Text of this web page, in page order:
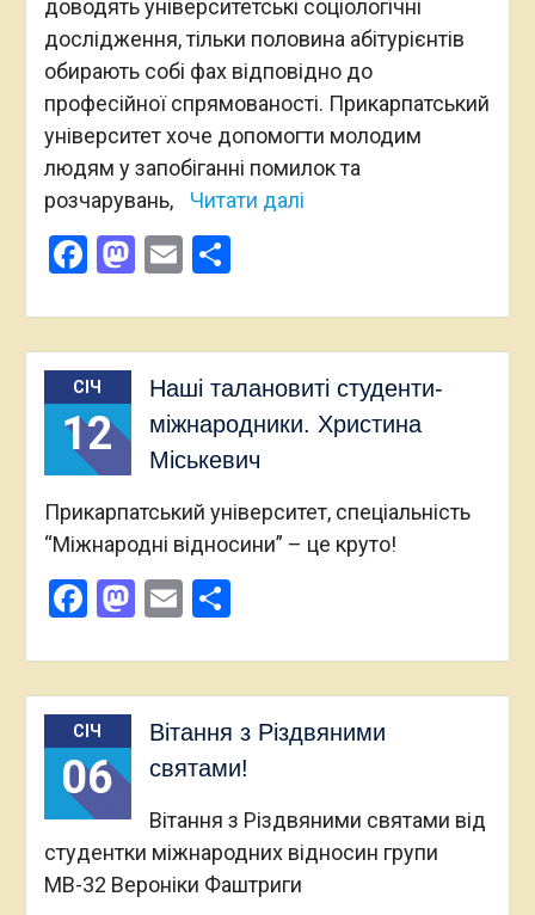
доводять університетські соціологічні
дослідження, тільки половина абітурієнтів
обирають собі фах відповідно до
професійної спрямованості. Прикарпатський
університет хоче допомогти молодим
людям у запобіганні помилок та
розчарувань,
Читати далі
Facebook
Mastodon
EmailПоділитися
СІЧ
12
Наші талановиті студенти-
міжнародники. Христина
Міськевич
Прикарпатський університет, спеціальність
“Міжнародні відносини” – це круто!
Facebook
Mastodon
EmailПоділитися
СІЧ
06
Вітання з Різдвяними
святами!
Вітання з Різдвяними святами від
студентки міжнародних відносин групи
МВ-32 Вероніки Фаштриги